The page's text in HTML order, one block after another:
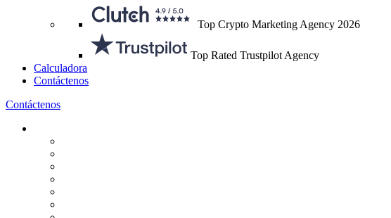
Top Crypto Marketing Agency 2026
Top Rated Trustpilot Agency
Calculadora
Contáctenos
Contáctenos